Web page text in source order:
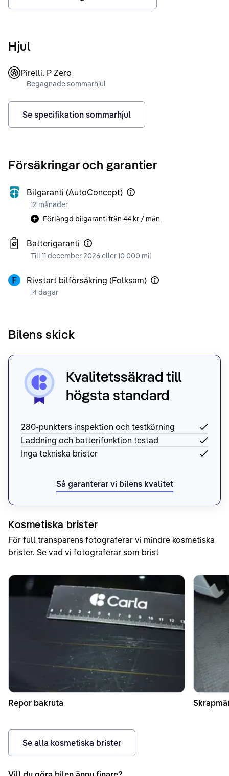
Hjul
Pirelli, P Zero
Begagnade sommarhjul
Se specifikation sommarhjul
Försäkringar och garantier
Bilgaranti (AutoConcept)
12 månader
Förlängd bilgaranti från 44 kr / mån
Batterigaranti
Till 11 december 2026 eller 10 000 mil
Rivstart bilförsäkring (Folksam)
14 dagar
Bilens skick
Kvalitetssäkrad till
högsta standard
280-punkters inspektion och testkörning
Laddning och batterifunktion testad
Inga tekniska brister
Så garanterar vi bilens kvalitet
Kosmetiska brister
För full transparens fotograferar vi mindre kosmetiska
brister. Se vad vi fotograferar som brist
Repor bakruta
Se alla kosmetiska brister